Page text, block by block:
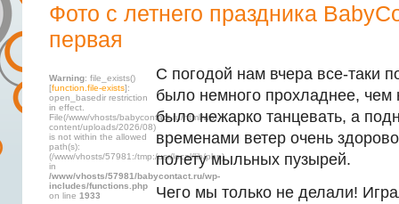
Фото с летнего праздника
первая
Warning: file_exists()
[function.file-exists]:
open_basedir restriction
in effect.
File(/www/vhosts/babycontact.ru/html/wp-
content/uploads/2026/08)
is not within the allowed
path(s):
(/www/vhosts/57981:/tmp:/usr/local/lib/php)
in
/www/vhosts/57981/babycontact.ru/wp-
includes/functions.php
on line 1933
С погодой нам вчера все-таки
было немного прохладнее, чем
было нежарко танцевать, а
временами ветер очень
полету мыльных пузырей.
Чего мы только не делали!